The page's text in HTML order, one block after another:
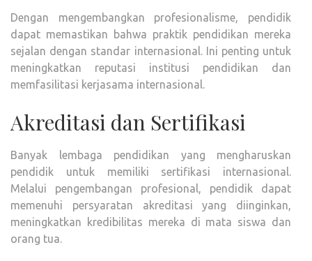
Dengan mengembangkan profesionalisme, pendidik
dapat memastikan bahwa praktik pendidikan mereka
sejalan dengan standar internasional. Ini penting untuk
meningkatkan reputasi institusi pendidikan dan
memfasilitasi kerjasama internasional.
Akreditasi dan Sertifikasi
Banyak lembaga pendidikan yang mengharuskan
pendidik untuk memiliki sertifikasi internasional.
Melalui pengembangan profesional, pendidik dapat
memenuhi persyaratan akreditasi yang diinginkan,
meningkatkan kredibilitas mereka di mata siswa dan
orang tua.